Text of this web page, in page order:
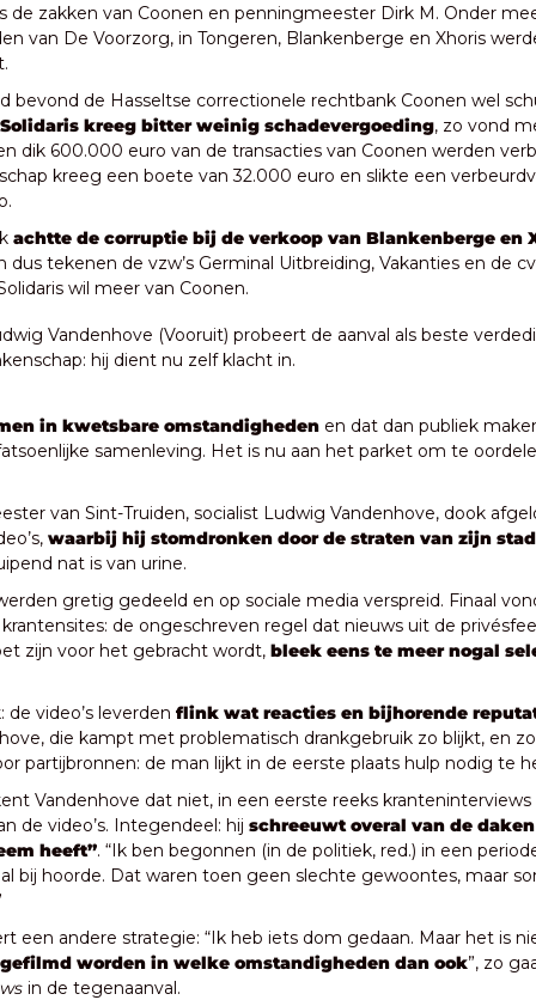
de zakken van Coonen en penningmeester Dirk M. Onder
van De Voorzorg, in Tongeren, Blankenberge en Xhoris
bevond de Hasseltse correctionele rechtbank Coonen wel
Solidaris kreeg bitter weinig schadevergoeding, zo vond
dik 600.000 euro van de transacties van Coonen werden
kreeg een boete van 32.000 euro en slikte een
achtte de corruptie bij de verkoop van Blankenberge en
dus tekenen de vzw’s Germinal Uitbreiding, Vakanties en de
wil meer van Coonen.
Vandenhove (Vooruit) probeert de aanval als beste
hij dient nu zelf klacht in.
in kwetsbare omstandigheden en dat dan publiek
samenleving. Het is nu aan het parket om te
van Sint-Truiden, socialist Ludwig Vandenhove, dook
waarbij hij stomdronken door de straten van zijn
nat is van urine.
gretig gedeeld en op sociale media verspreid. Finaal
de ongeschreven regel dat nieuws uit de
zijn voor het gebracht wordt, bleek eens te meer nogal
de video’s leverden flink wat reacties en bijhorende
die kampt met problematisch drankgebruik zo blijkt, en
partijbronnen: de man lijkt in de eerste plaats hulp nodig te
Vandenhove dat niet, in een eerste reeks kranteninterviews
de video’s. Integendeel: hij schreeuwt overal van de
heeft”. “Ik ben begonnen (in de politiek, red.) in een
bij hoorde. Dat waren toen geen slechte gewoontes, maar
een andere strategie: “Ik heb iets dom gedaan. Maar het is
worden in welke omstandigheden dan ook”, zo
in de tegenaanval.